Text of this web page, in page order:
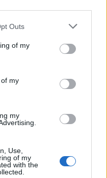
one or more Google
You may click to
its third-party tags to
in below Google
Outs
of my
my
my
Use,
of my
with the